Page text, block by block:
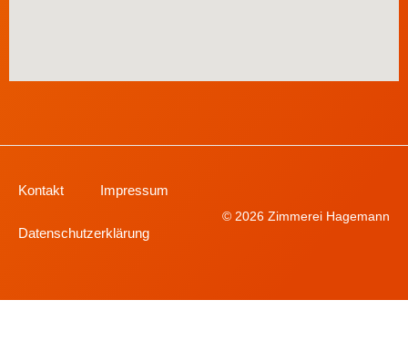
Kontakt Impressum
Datenschutzerklärung
© 2026 Zimmerei Hagemann